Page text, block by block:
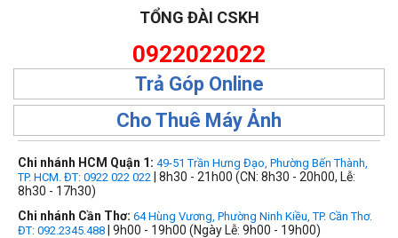
TỔNG ĐÀI CSKH
0922022022
Trả Góp Online
Cho Thuê Máy Ảnh
Chi nhánh HCM Quận 1: 49-51 Trần Hưng Đạo, Phường Bến Thành,
TP. HCM. ĐT: 0922 022 022 | 8h30 - 21h00 (CN: 8h30 - 20h00, Lễ:
8h30 - 17h30)
Chi nhánh Cần Thơ: 64 Hùng Vương, Phường Ninh Kiều, TP. Cần Thơ.
ĐT: 092.2345.488 | 9h00 - 19h00 (Ngày Lễ: 9h00 - 19h00)